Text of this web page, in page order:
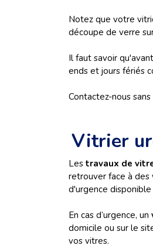
Notez que votre
découpe de verre
Il faut savoir
ends et jours fériés
Contactez-nous
Vitrier
Les travaux de
retrouver face à des
d'urgence
En cas d’urgence, un
domicile ou sur le
vos vitres.